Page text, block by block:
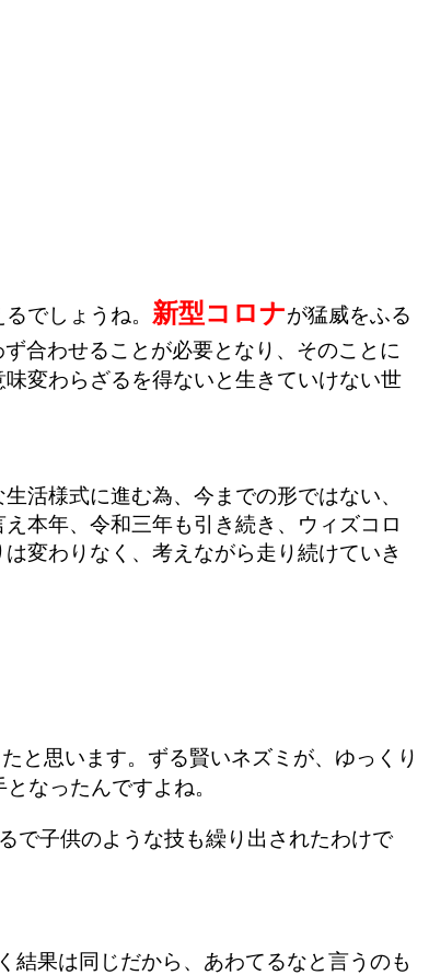
でしょうね。 新型コロナが猛威をふる
合わせることが必要となり、そのことに
変わらざるを得ないと生きていけない世
活様式に進む為、今までの形ではない、
え本年、令和三年も引き続き、ウィズコロ
変わりなく、考えながら走り続けていき
と思います。ずる賢いネズミが、ゆっくり
なったんですよね。
で子供のような技も繰り出されたわけで
結果は同じだから、あわてるなと言うのも